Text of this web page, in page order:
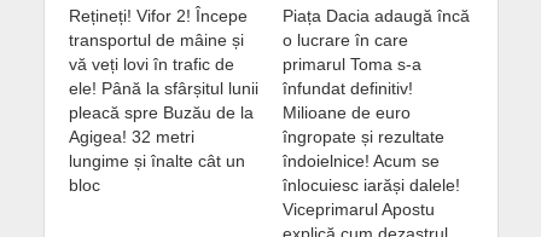
Rețineți! Vifor 2! Începe
transportul de mâine și
vă veți lovi în trafic de
ele! Până la sfârșitul lunii
pleacă spre Buzău de la
Agigea! 32 metri
lungime și înalte cât un
bloc
Piața Dacia adaugă încă
o lucrare în care
primarul Toma s-a
înfundat definitiv!
Milioane de euro
îngropate și rezultate
îndoielnice! Acum se
înlocuiesc iarăși dalele!
Viceprimarul Apostu